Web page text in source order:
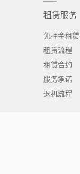
租赁服务
免押金租赁
租赁流程
租赁合约
服务承诺
退机流程